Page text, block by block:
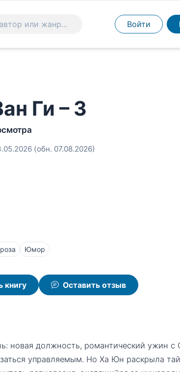
Войти
Ги – 3
(обн. 07.08.2026)
Юмор
книгу Оставить отзыв
новая должность, романтический ужин с
управляемым. Но Ха Юн раскрыла